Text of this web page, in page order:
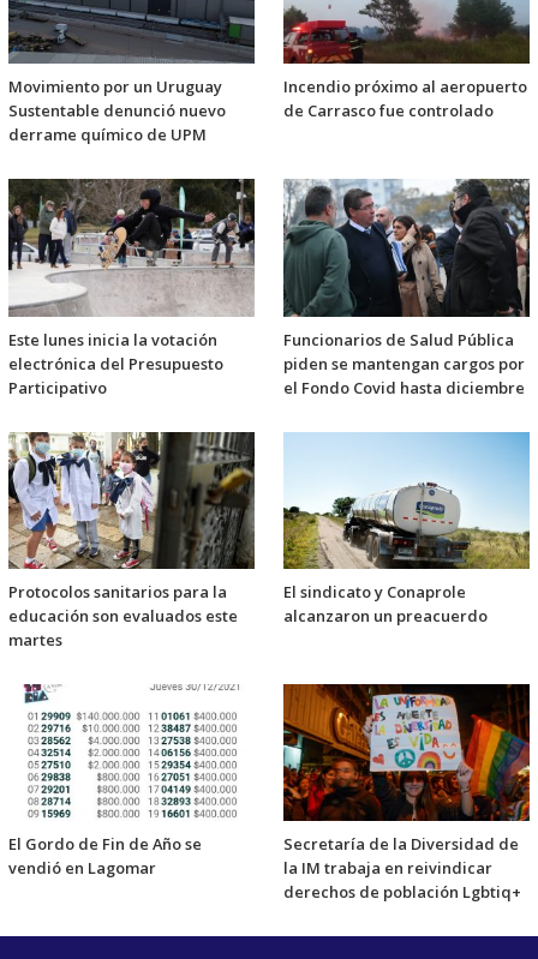
Movimiento por un Uruguay
Sustentable denunció nuevo
derrame químico de UPM
Incendio próximo al aeropuerto
de Carrasco fue controlado
Este lunes inicia la votación
electrónica del Presupuesto
Participativo
Funcionarios de Salud Pública
piden se mantengan cargos por
el Fondo Covid hasta diciembre
Protocolos sanitarios para la
educación son evaluados este
martes
El sindicato y Conaprole
alcanzaron un preacuerdo
El Gordo de Fin de Año se
vendió en Lagomar
Secretaría de la Diversidad de
la IM trabaja en reivindicar
derechos de población Lgbtiq+